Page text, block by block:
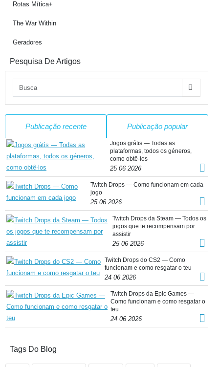
Rotas Mítica+
The War Within
Geradores
Pesquisa De Artigos
Publicação recente Publicação popular
Jogos grátis — Todas as
plataformas, todos os géneros,
como obtê-los
25 06 2026
Twitch Drops — Como funcionam em cada
jogo
25 06 2026
Twitch Drops da Steam — Todos os
jogos que te recompensam por
assistir
25 06 2026
Twitch Drops do CS2 — Como
funcionam e como resgatar o teu
24 06 2026
Twitch Drops da Epic Games —
Como funcionam e como resgatar o
teu
24 06 2026
Tags Do Blog